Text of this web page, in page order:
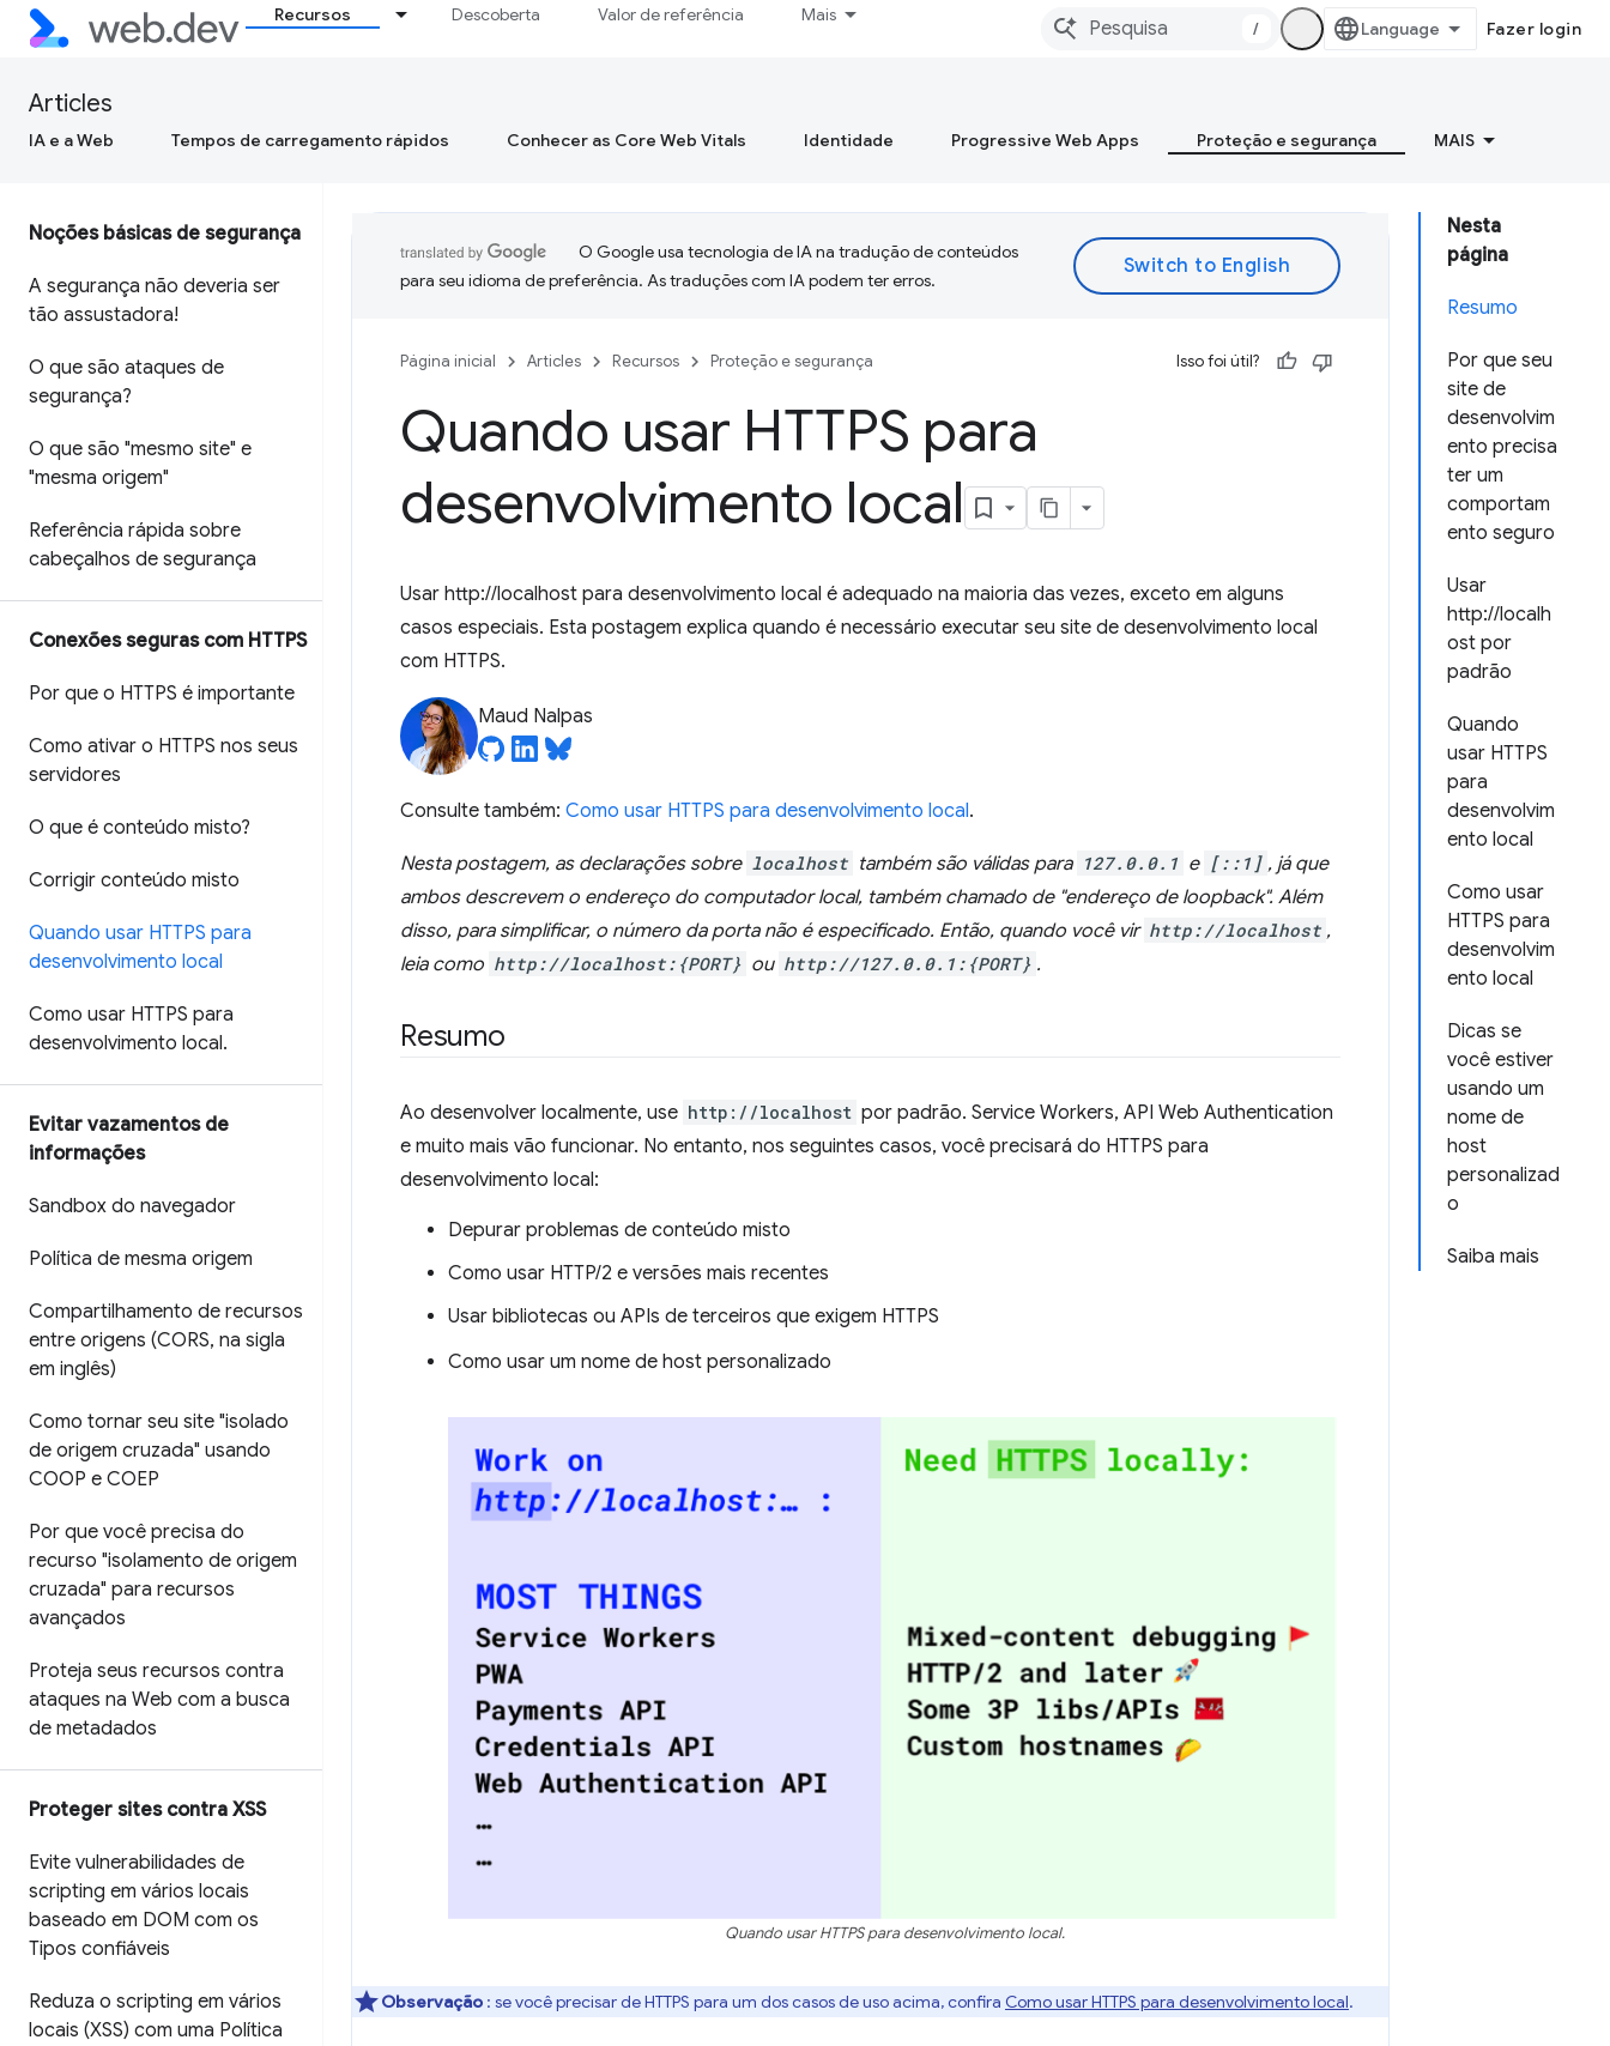
Recursos Descoberta Valor de referência Mais
/ Fazer login
Articles
IA e a Web Tempos de carregamento rápidos Conhecer as Core Web Vitals Identidade Progressive Web Apps Proteção e segurança MAIS
Noções básicas de segurança
A segurança não deveria ser
tão assustadora!
O que são ataques de
segurança?
O que são "mesmo site" e
"mesma origem"
Referência rápida sobre
cabeçalhos de segurança
Conexões seguras com HTTPS
Por que o HTTPS é importante
Como ativar o HTTPS nos seus
servidores
O que é conteúdo misto?
Corrigir conteúdo misto
Quando usar HTTPS para
desenvolvimento local
Como usar HTTPS para
desenvolvimento local.
Evitar vazamentos de
informações
Sandbox do navegador
Política de mesma origem
Compartilhamento de recursos
entre origens (CORS, na sigla
em inglês)
Como tornar seu site "isolado
de origem cruzada" usando
COOP e COEP
Por que você precisa do
recurso "isolamento de origem
cruzada" para recursos
avançados
Proteja seus recursos contra
ataques na Web com a busca
de metadados
Proteger sites contra XSS
Evite vulnerabilidades de
scripting em vários locais
baseado em DOM com os
Tipos confiáveis
Reduza o scripting em vários
locais (XSS) com uma Política
Nesta
página
Resumo
Por que seu
site de
desenvolvim
ento precisa
ter um
comportam
ento seguro
Usar
http://localh
ost por
padrão
Quando
usar HTTPS
para
desenvolvim
ento local
Como usar
HTTPS para
desenvolvim
ento local
Dicas se
você estiver
usando um
nome de
host
personalizad
o
Saiba mais
O Google usa tecnologia de IA na tradução de conteúdos
para seu idioma de preferência. As traduções com IA podem ter erros.
Página inicial Articles Recursos Proteção e segurança Isso foi útil?
Quando usar HTTPS para
desenvolvimento local
Usar http://localhost para desenvolvimento local é adequado na maioria das vezes, exceto em alguns
casos especiais. Esta postagem explica quando é necessário executar seu site de desenvolvimento local
com HTTPS.
Maud Nalpas
Consulte também: Como usar HTTPS para desenvolvimento local.
Nesta postagem, as declarações sobre localhost também são válidas para 127.0.0.1 e [::1] , já que
ambos descrevem o endereço do computador local, também chamado de "endereço de loopback". Além
disso, para simplificar, o número da porta não é especificado. Então, quando você vir http://localhost ,
leia como http://localhost:{PORT} ou http://127.0.0.1:{PORT} .
Resumo
Ao desenvolver localmente, use http://localhost por padrão. Service Workers, API Web Authentication
e muito mais vão funcionar. No entanto, nos seguintes casos, você precisará do HTTPS para
desenvolvimento local:
Depurar problemas de conteúdo misto
Como usar HTTP/2 e versões mais recentes
Usar bibliotecas ou APIs de terceiros que exigem HTTPS
Como usar um nome de host personalizado
Quando usar HTTPS para desenvolvimento local.
Observação : se você precisar de HTTPS para um dos casos de uso acima, confira Como usar HTTPS para desenvolvimento local.